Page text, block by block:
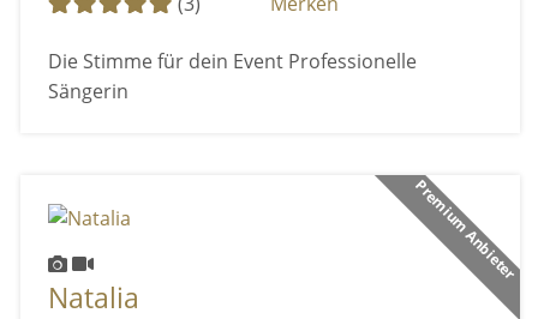
Die Stimme für dein Event Professionelle
Sängerin
Premium Anbieter
Natalia